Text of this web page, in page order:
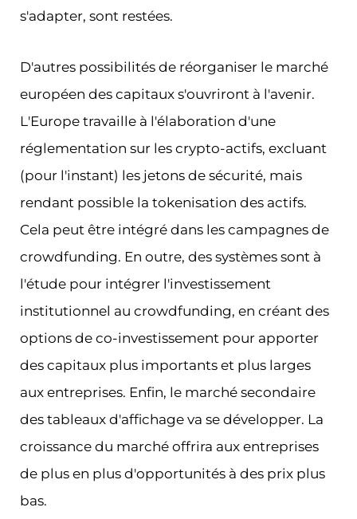
s'adapter, sont restées.
D'autres possibilités de réorganiser le marché
européen des capitaux s'ouvriront à l'avenir.
L'Europe travaille à l'élaboration d'une
réglementation sur les crypto-actifs, excluant
(pour l'instant) les jetons de sécurité, mais
rendant possible la tokenisation des actifs.
Cela peut être intégré dans les campagnes de
crowdfunding. En outre, des systèmes sont à
l'étude pour intégrer l'investissement
institutionnel au crowdfunding, en créant des
options de co-investissement pour apporter
des capitaux plus importants et plus larges
aux entreprises. Enfin, le marché secondaire
des tableaux d'affichage va se développer. La
croissance du marché offrira aux entreprises
de plus en plus d'opportunités à des prix plus
bas.